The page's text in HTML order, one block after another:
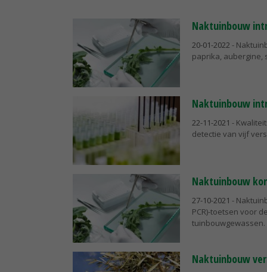
Naktuinbouw
20-01-2022 -
paprika, aubergine,
Naktuinbouw
22-11-2021 -
detectie van vijf
Naktuinbouw
27-10-2021 -
PCR)-toetsen voor
tuinbouwgewassen.
Naktuinbouw